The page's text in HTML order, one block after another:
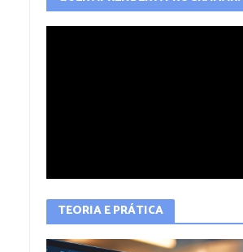
TEORIA E PRÁTICA